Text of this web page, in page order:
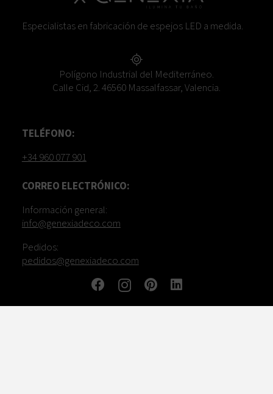
Especialistas en fabricación de espejos LED a medida.
Polígono Industrial del Mediterráneo.
Calle Cid, 2. 46560 Massalfassar, Valencia.
TELÉFONO:
+34 960 077 901
CORREO ELECTRÓNICO:
Información general:
info@genexiadeco.com
Pedidos:
pedidos@genexiadeco.com